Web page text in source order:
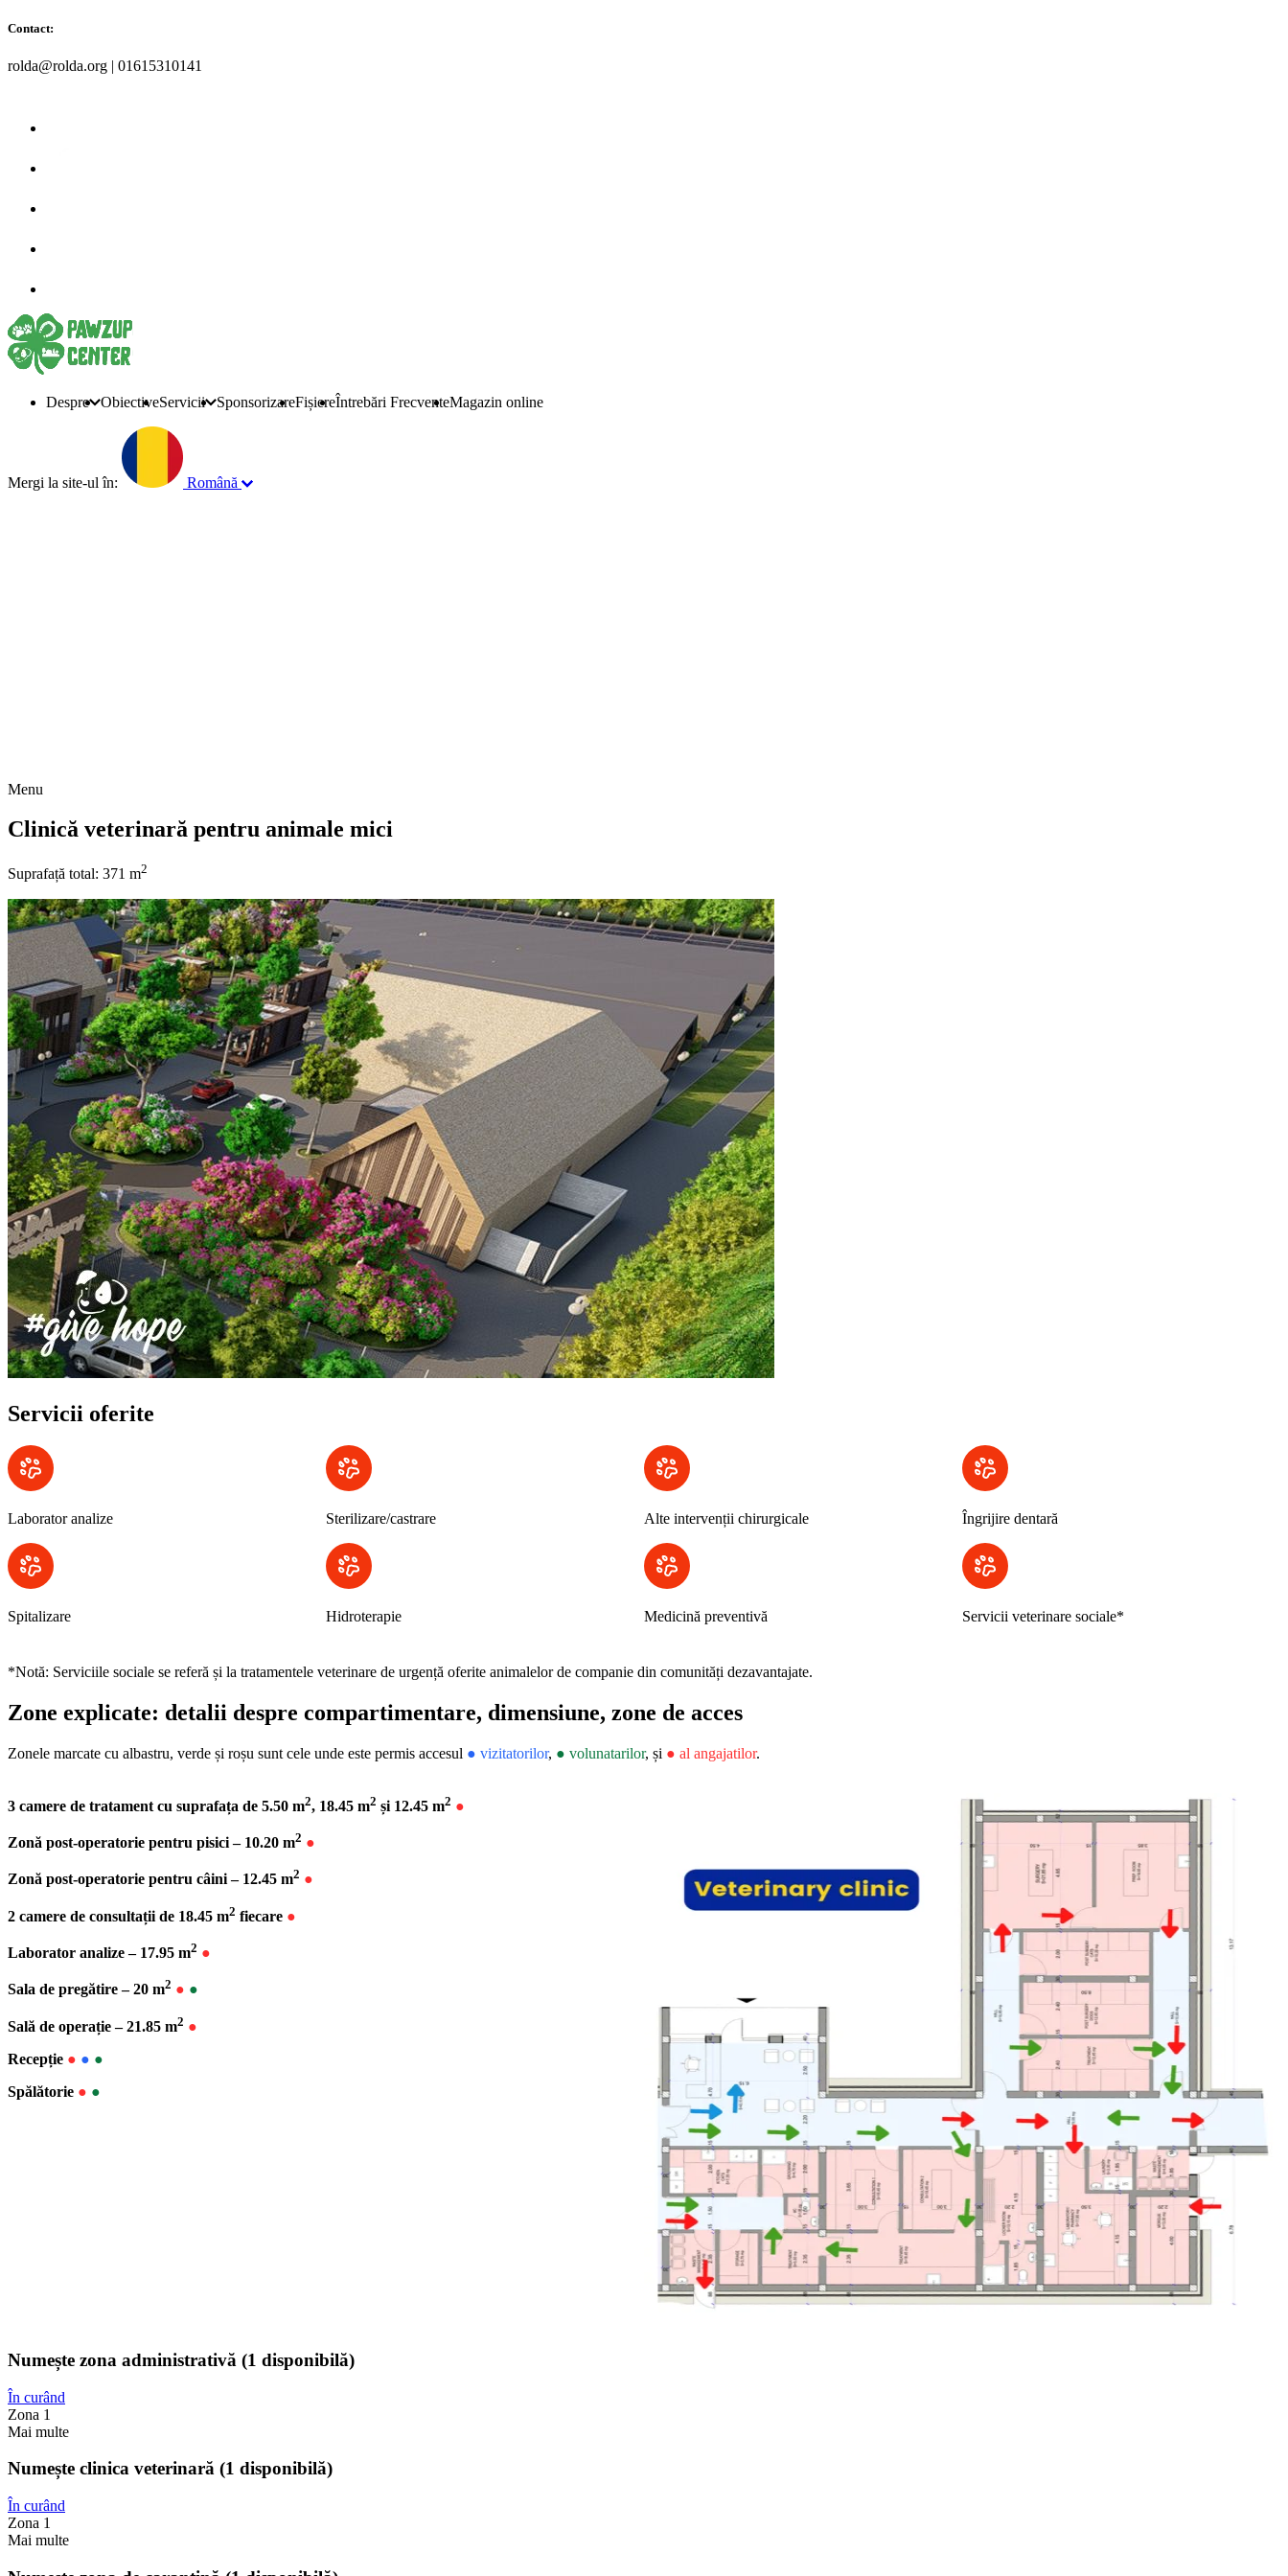
Contact:
rolda@rolda.org | 01615310141
Despre ObiectiveServicii SponsorizareFișiereÎntrebări FrecventeMagazin online
Mergi la site-ul în: Română
Menu
Clinică veterinară pentru animale mici
Suprafață total: 371 m2
Servicii oferite
Laborator analize Sterilizare/castrare Alte intervenții chirurgicale Îngrijire dentară
Spitalizare Hidroterapie Medicină preventivă Servicii veterinare sociale*
*Notă: Serviciile sociale se referă și la tratamentele veterinare de urgență oferite animalelor de companie din comunități dezavantajate.
Zone explicate: detalii despre compartimentare, dimensiune, zone de acces
Zonele marcate cu albastru, verde și roșu sunt cele unde este permis accesul ● vizitatorilor, ● volunatarilor, și ● al angajatilor.
3 camere de tratament cu suprafața de 5.50 m2, 18.45 m2 și 12.45 m2 ●
Zonă post-operatorie pentru pisici – 10.20 m2 ●
Zonă post-operatorie pentru câini – 12.45 m2 ●
2 camere de consultații de 18.45 m2 fiecare ●
Laborator analize – 17.95 m2 ●
Sala de pregătire – 20 m2 ● ●
Sală de operație – 21.85 m2 ●
Recepție ● ● ●
Spălătorie ● ●
Numește zona administrativă (1 disponibilă)
În curând
Zona 1
Mai multe
Numește clinica veterinară (1 disponibilă)
În curând
Zona 1
Mai multe